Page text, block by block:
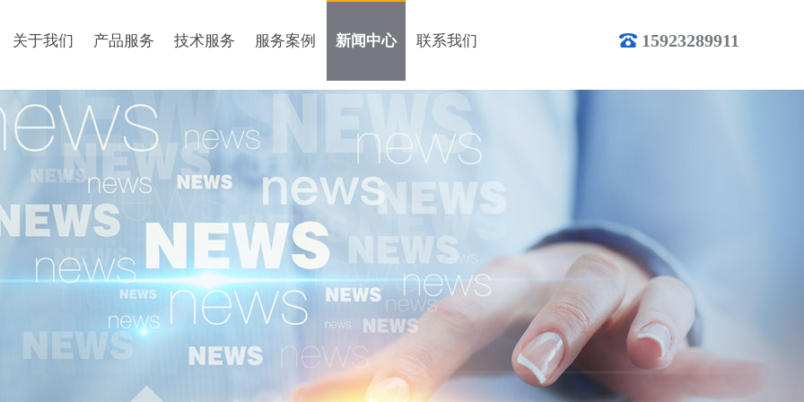
关于我们 产品服务 技术服务 服务案例 新闻中心 联系我们 15923289911